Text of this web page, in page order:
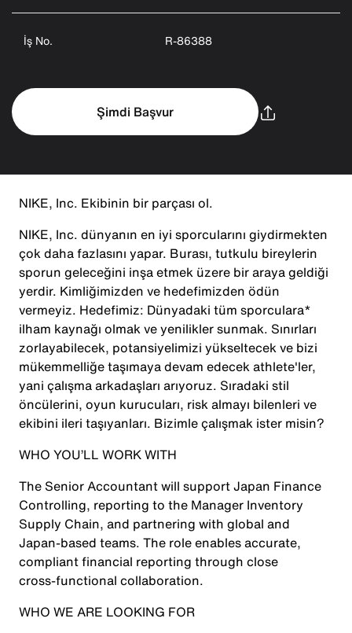
İş No. R-86388
Şimdi Başvur
NIKE, Inc. Ekibinin bir parçası ol.
NIKE, Inc. dünyanın en iyi sporcularını giydirmekten
çok daha fazlasını yapar. Burası, tutkulu bireylerin
sporun geleceğini inşa etmek üzere bir araya geldiği
yerdir. Kimliğimizden ve hedefimizden ödün
vermeyiz. Hedefimiz: Dünyadaki tüm sporculara*
ilham kaynağı olmak ve yenilikler sunmak. Sınırları
zorlayabilecek, potansiyelimizi yükseltecek ve bizi
mükemmelliğe taşımaya devam edecek athlete'ler,
yani çalışma arkadaşları arıyoruz. Sıradaki stil
öncülerini, oyun kurucuları, risk almayı bilenleri ve
ekibini ileri taşıyanları. Bizimle çalışmak ister misin?
WHO YOU’LL WORK WITH
The Senior Accountant will support Japan Finance
Controlling, reporting to the Manager Inventory
Supply Chain, and partnering with global and
Japan‑based teams. The role enables accurate,
compliant financial reporting through close
cross‑functional collaboration.
WHO WE ARE LOOKING FOR